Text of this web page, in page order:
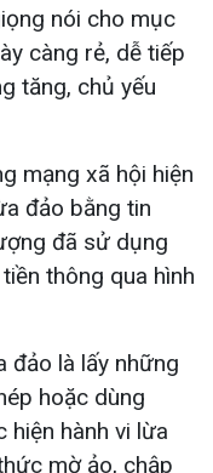
nói cho mục
càng rẻ, dễ tiếp
tăng, chủ yếu
mạng xã hội hiện
đảo bằng tin
đã sử dụng
thông qua hình
đảo là lấy những
hoặc dùng
hiện hành vi lừa
mờ ảo, chập